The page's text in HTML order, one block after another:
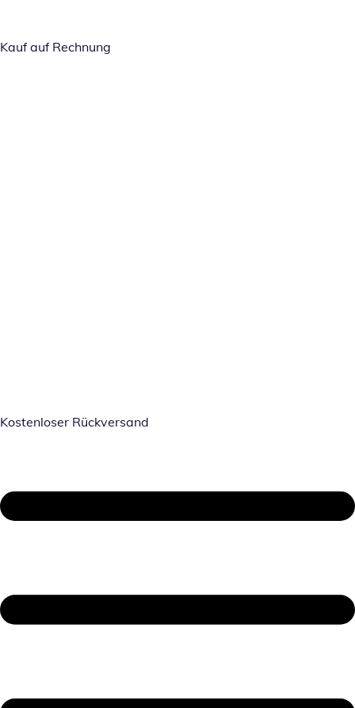
Kauf auf Rechnung
Kostenloser Rückversand